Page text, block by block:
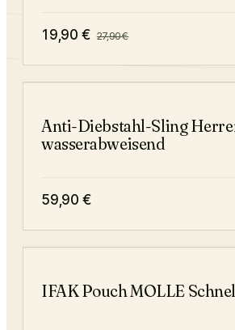
19,90 € 27,90€
Anti-Diebstahl-Sling
wasserabweisend
59,90 €
IFAK Pouch MOLLE